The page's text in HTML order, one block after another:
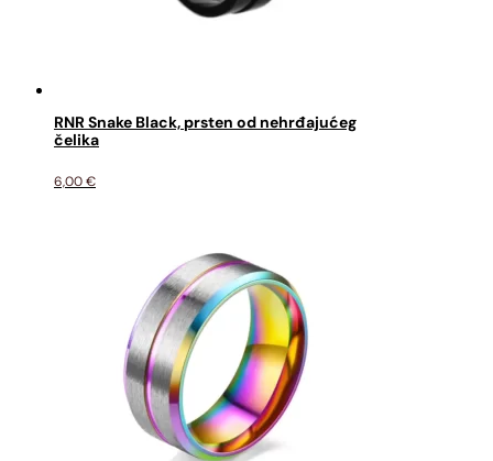
RNR Snake Black, prsten od nehrđajućeg
čelika
6,00€